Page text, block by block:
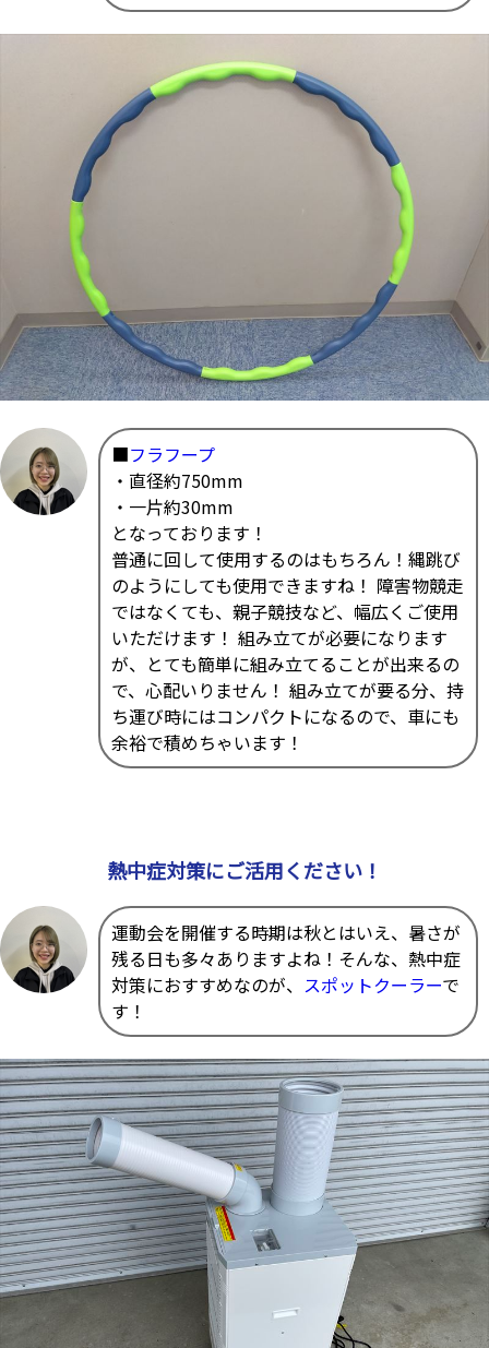
■フラフープ
・直径約750mm
・一片約30mm
となっております！
普通に回して使用するのはもちろん！縄跳び
のようにしても使用できますね！ 障害物競走
ではなくても、親子競技など、幅広くご使用
いただけます！ 組み立てが必要になります
が、とても簡単に組み立てることが出来るの
で、心配いりません！ 組み立てが要る分、持
ち運び時にはコンパクトになるので、車にも
余裕で積めちゃいます！
熱中症対策にご活用ください！
運動会を開催する時期は秋とはいえ、暑さが
残る日も多々ありますよね！そんな、熱中症
対策におすすめなのが、 スポットクーラーで
す！